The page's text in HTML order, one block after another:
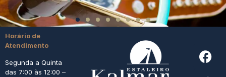
Horário de
Atendimento
Segunda a Quinta
das 7:00 às 12:00 –